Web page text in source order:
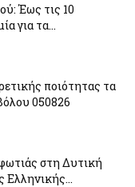
Έως τις 10
για τα...
ποιότητας τα
050826
στη Δυτική
Ελληνικής...